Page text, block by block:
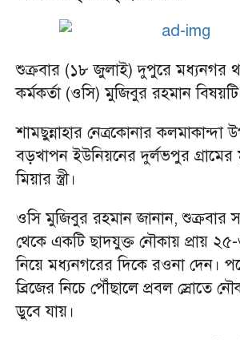
শুক্রবার (১৮ জুলাই) দুপুরে মধ্যনগর
কর্মকর্তা (ওসি) মুজিবুর রহমান
শামছুন্নাহার নেত্রকোনার কলমাকান্দা
বড়খাপন ইউনিয়নের দুর্লভপুর
মিয়ার স্ত্রী।
ওসি মুজিবুর রহমান জানান, শুক্রবার
থেকে একটি ছাদযুক্ত নৌকায় প্রায়
নিয়ে মধ্যনগরের দিকে রওনা দেন।
ব্রিজের নিচে পৌঁছালে প্রবল স্রোতে
ডুবে যায়।